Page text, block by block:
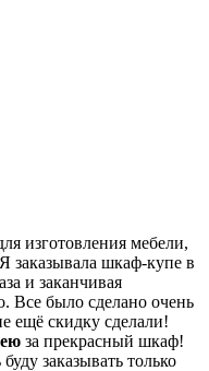
изготовления мебели,
заказывала шкаф-купе в
и заканчивая
Все было сделано очень
ещё скидку сделали!
за прекрасный шкаф!
заказывать только